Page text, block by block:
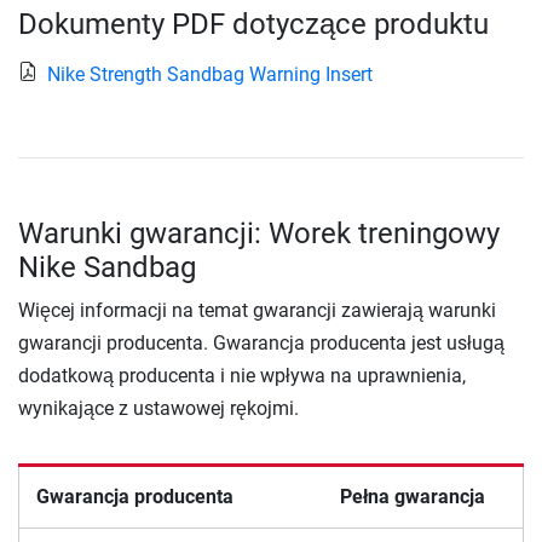
Dokumenty PDF dotyczące produktu
Nike Strength Sandbag Warning Insert
Warunki gwarancji: Worek treningowy
Nike Sandbag
Więcej informacji na temat gwarancji zawierają warunki
gwarancji producenta. Gwarancja producenta jest usługą
dodatkową producenta i nie wpływa na uprawnienia,
wynikające z ustawowej rękojmi.
Gwarancja producenta Pełna gwarancja